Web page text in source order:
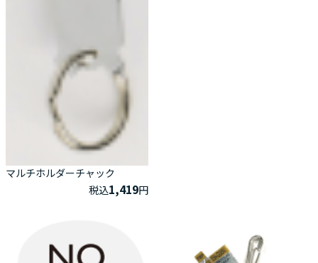
マルチホルダーチャック
税込1,419円